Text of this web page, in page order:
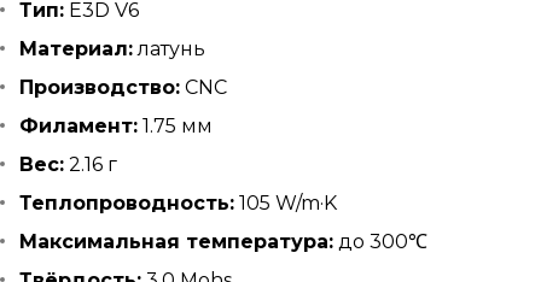
Тип: E3D V6
Материал:латунь
Производство: CNC
Филамент: 1.75 мм
Вес: 2.16 г
Теплопроводность: 105 W/m·K
Максимальная температура: до 300℃